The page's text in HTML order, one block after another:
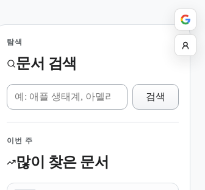
탐색
문서 검색
위키 검색
검색
이번 주
많이 찾은 문서